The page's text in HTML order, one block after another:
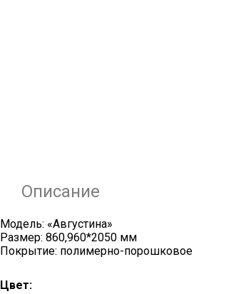
Описание
Модель: «Августина»
Размер: 860,960*2050 мм
Покрытие: полимерно-порошковое
Цвет: